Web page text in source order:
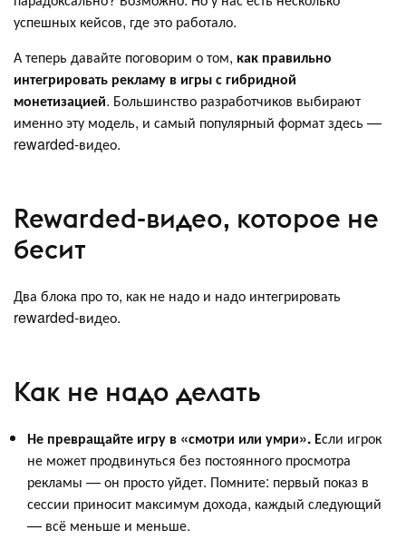
успешных кейсов, где это работало.
А теперь давайте поговорим о том, как правильно
интегрировать рекламу в игры с гибридной
монетизацией. Большинство разработчиков выбирают
именно эту модель, и самый популярный формат здесь —
rewarded-видео.
Rewarded-видео, которое не
бесит
Два блока про то, как не надо и надо интегрировать
rewarded-видео.
Как не надо делать
Не превращайте игру в «смотри или умри». Если игрок
не может продвинуться без постоянного просмотра
рекламы — он просто уйдет. Помните: первый показ в
сессии приносит максимум дохода, каждый следующий
— всё меньше и меньше.